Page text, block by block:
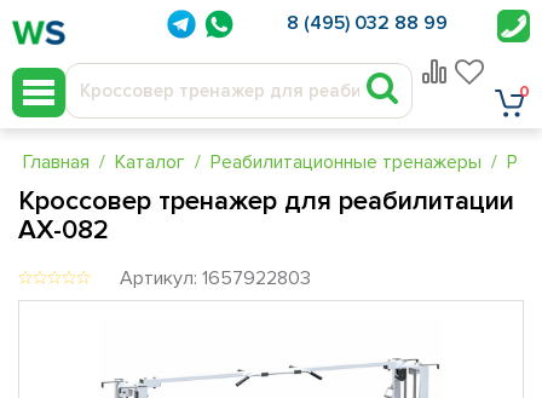
8 (495) 032 88 99
0
Главная Каталог Реабилитационные тренажеры
Кроссовер тренажер для реабилитации
AX-082
Артикул: 1657922803